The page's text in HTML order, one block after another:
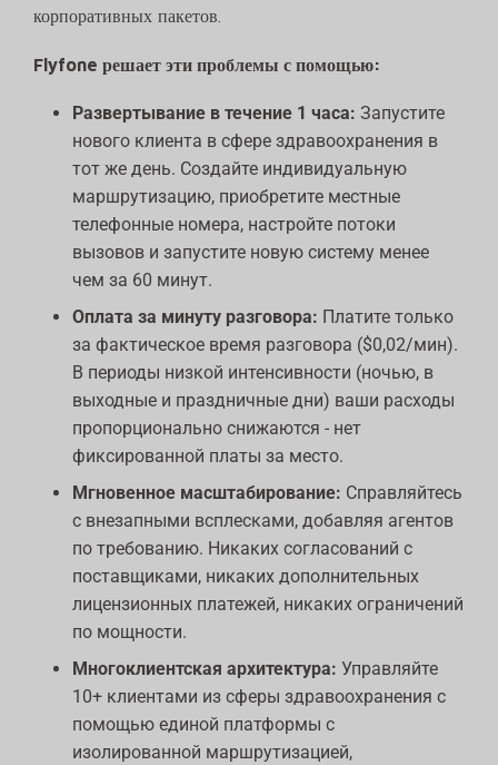
корпоративных пакетов.
Flyfone решает эти проблемы с помощью:
Развертывание в течение 1 часа: Запустите
нового клиента в сфере здравоохранения в
тот же день. Создайте индивидуальную
маршрутизацию, приобретите местные
телефонные номера, настройте потоки
вызовов и запустите новую систему менее
чем за 60 минут.
Оплата за минуту разговора: Платите только
за фактическое время разговора ($0,02/мин).
В периоды низкой интенсивности (ночью, в
выходные и праздничные дни) ваши расходы
пропорционально снижаются - нет
фиксированной платы за место.
Мгновенное масштабирование: Справляйтесь
с внезапными всплесками, добавляя агентов
по требованию. Никаких согласований с
поставщиками, никаких дополнительных
лицензионных платежей, никаких ограничений
по мощности.
Многоклиентская архитектура: Управляйте
10+ клиентами из сферы здравоохранения с
помощью единой платформы с
изолированной маршрутизацией,